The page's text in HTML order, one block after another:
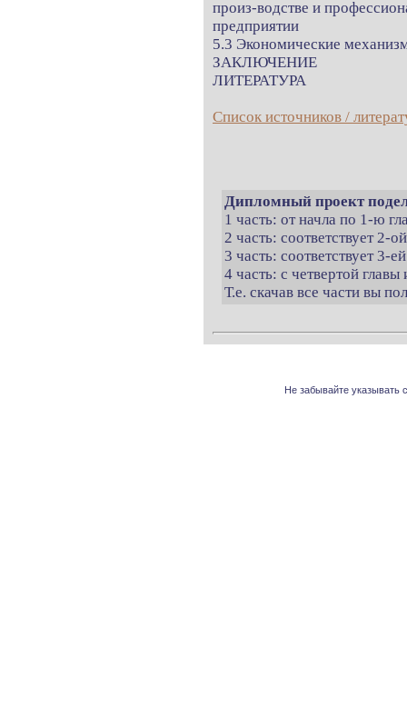
произ-водстве и
предприятии
5.3 Экономические
ЗАКЛЮЧЕНИЕ
ЛИТЕРАТУРА
Список источников /
Дипломный проект
1 часть: от начла по 1-ю
2 часть: соответствует 2-
3 часть: соответствует 3-
4 часть: с четвертой
Т.е. скачав все части вы
Не забывайте указывать